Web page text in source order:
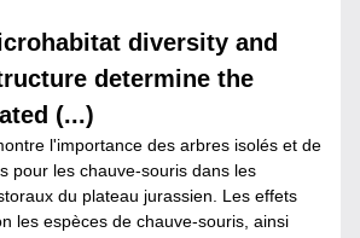
diversity and
determine the
(...)
l'importance des arbres isolés et de
pour les chauve-souris dans les
du plateau jurassien. Les effets
les espèces de chauve-souris, ainsi